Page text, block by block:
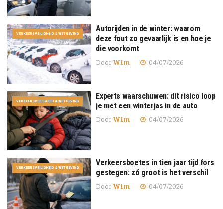
VERKEERSVEILIGHEID & WETGEVING
Autorijden in de winter: waarom
deze fout zo gevaarlijk is en hoe je
die voorkomt
Door Wim 04/07/2026
VERKEERSVEILIGHEID & WETGEVING
Experts waarschuwen: dit risico loop
je met een winterjas in de auto
Door Wim 04/07/2026
VERKEERSVEILIGHEID & WETGEVING
Verkeersboetes in tien jaar tijd fors
gestegen: zó groot is het verschil
Door Wim 04/07/2026